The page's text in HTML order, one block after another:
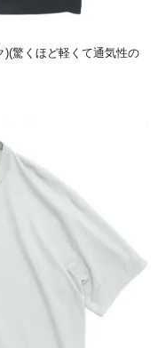
)(驚くほど軽くて通気性の